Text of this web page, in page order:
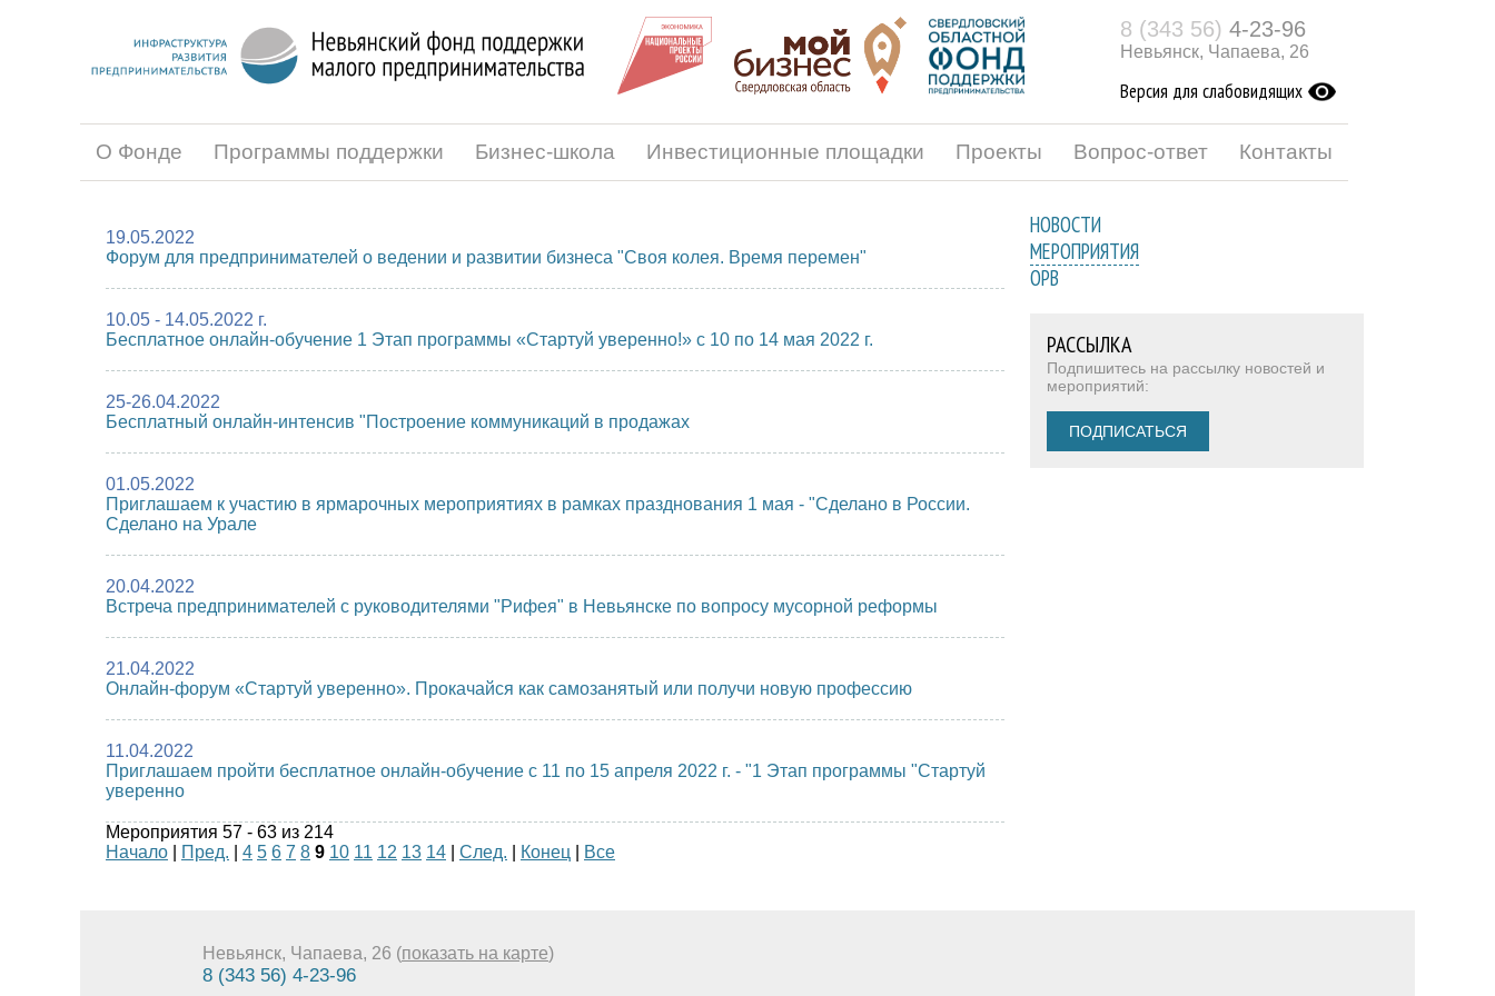
8 (343 56) 4-23-96
Невьянск, Чапаева, 26
Версия для слабовидящих
О Фонде Программы поддержки Бизнес-школа Инвестиционные площадки Проекты Вопрос-ответ Контакты
19.05.2022
Форум для предпринимателей о ведении и развитии бизнеса "Своя колея. Время перемен"
10.05 - 14.05.2022 г.
Бесплатное онлайн-обучение 1 Этап программы «Стартуй уверенно!» с 10 по 14 мая 2022 г.
25-26.04.2022
Бесплатный онлайн-интенсив "Построение коммуникаций в продажах
01.05.2022
Приглашаем к участию в ярмарочных мероприятиях в рамках празднования 1 мая - "Сделано в России.
Сделано на Урале
20.04.2022
Встреча предпринимателей с руководителями "Рифея" в Невьянске по вопросу мусорной реформы
21.04.2022
Онлайн-форум «Стартуй уверенно». Прокачайся как самозанятый или получи новую профессию
11.04.2022
Приглашаем пройти бесплатное онлайн-обучение с 11 по 15 апреля 2022 г. - "1 Этап программы "Стартуй
уверенно
Мероприятия 57 - 63 из 214
Начало
Пред. 4 5 6 7 8 9 10 11 12 13 14 След. Конец Все
НОВОСТИ
МЕРОПРИЯТИЯ
ОРВ
РАССЫЛКА
Подпишитесь на рассылку новостей и
мероприятий:
ПОДПИСАТЬСЯ
Невьянск, Чапаева, 26 (показать на карте)
8 (343 56) 4-23-96